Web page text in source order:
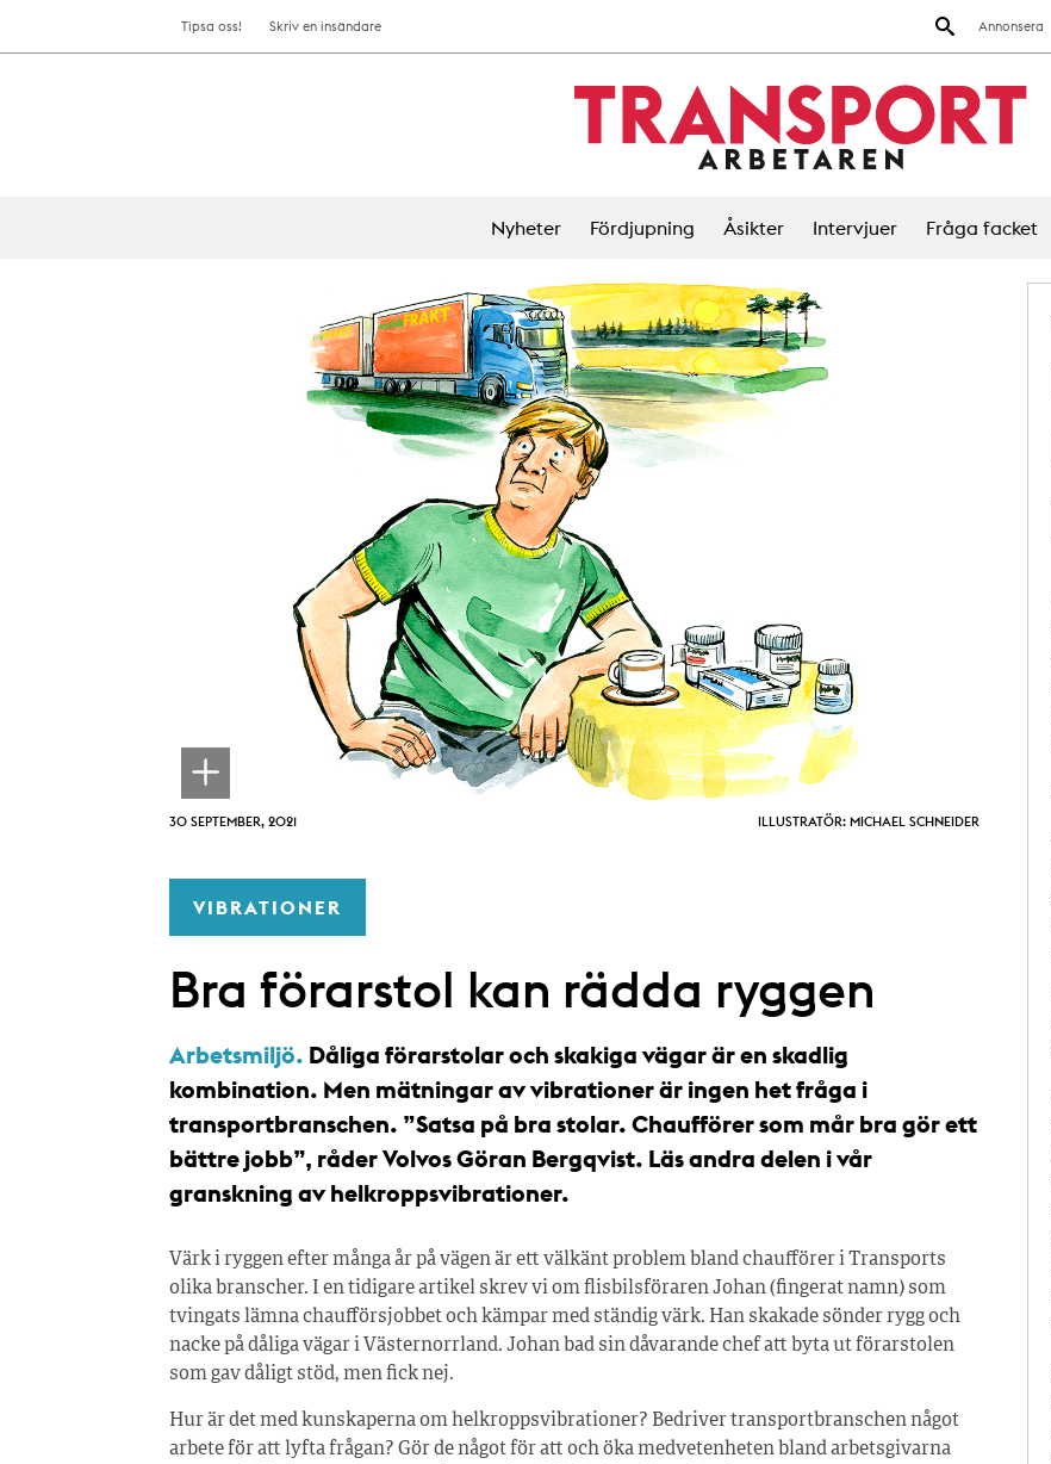
Annonsera
Tipsa oss! Skriv en insändare
Nyheter Fördjupning Åsikter Intervjuer Fråga facket
30 SEPTEMBER, 2021 ILLUSTRATÖR: MICHAEL SCHNEIDER
VIBRATIONER
Bra förarstol kan rädda ryggen
Arbetsmiljö. Dåliga förarstolar och skakiga vägar är en skadlig
kombination. Men mätningar av vibrationer är ingen het fråga i
transportbranschen. ”Satsa på bra stolar. Chaufförer som mår bra gör ett
bättre jobb”, råder Volvos Göran Bergqvist. Läs andra delen i vår
granskning av helkroppsvibrationer.
Värk i ryggen efter många år på vägen är ett välkänt problem bland chaufförer i Transports
olika branscher. I en tidigare artikel skrev vi om flisbilsföraren Johan (fingerat namn) som
tvingats lämna chaufförsjobbet och kämpar med ständig värk. Han skakade sönder rygg och
nacke på dåliga vägar i Västernorrland. Johan bad sin dåvarande chef att byta ut förarstolen
som gav dåligt stöd, men fick nej.
Hur är det med kunskaperna om helkroppsvibrationer? Bedriver transportbranschen något
arbete för att lyfta frågan? Gör de något för att och öka medvetenheten bland arbetsgivarna